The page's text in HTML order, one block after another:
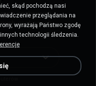
osobowych
osobowych
skąd pochodzą nasi
przeglądania na
wyrażają Państwo zgodę
technologii śledzenia.